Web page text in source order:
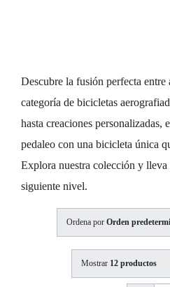
Descubre la fusión perfecta
categoría de bicicletas
hasta creaciones personalizadas,
pedaleo con una bicicleta única
Explora nuestra colección y lleva
siguiente nivel.
Ordena por Orden
Mostrar 12 productos